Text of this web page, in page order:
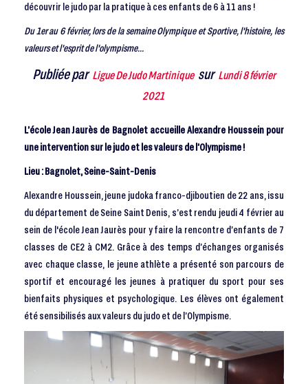
découvrir le judo par la pratique à ces enfants de 6 à 11 ans !
Du 1er au 6 février, lors de la semaine Olympique et Sportive, l'histoire, les
valeurs et l'esprit de l'olympisme...
Publiée par Ligue De Judo Martinique sur Lundi 8 février
2021
L’école Jean Jaurès de Bagnolet accueille Alexandre Houssein pour
une intervention sur le judo et les valeurs de l’Olympisme !
Lieu : Bagnolet, Seine-Saint-Denis
Alexandre Houssein, jeune judoka franco-djiboutien de 22 ans, issu
du département de Seine Saint Denis, s’est rendu jeudi 4 février au
sein de l'école Jean Jaurès pour y faire la rencontre d’enfants de 7
classes de CE2 à CM2. Grâce à des temps d’échanges organisés
avec chaque classe, le jeune athlète a présenté son parcours de
sportif et encouragé les jeunes à pratiquer du sport pour ses
bienfaits physiques et psychologique. Les élèves ont également
été sensibilisés aux valeurs du judo et de l’Olympisme.